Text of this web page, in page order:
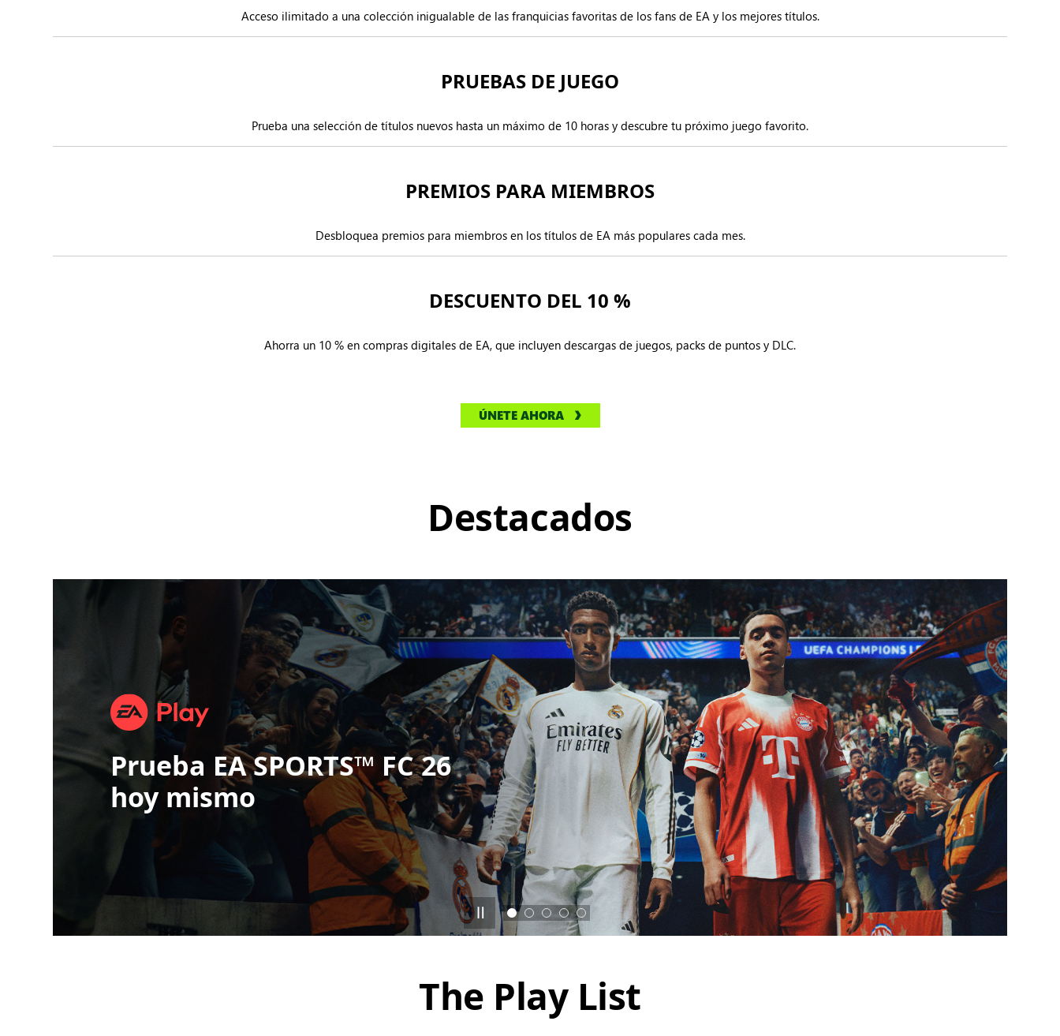
Acceso ilimitado a una colección inigualable de las franquicias favoritas de los fans de EA y los mejores títulos.
PRUEBAS DE JUEGO
Prueba una selección de títulos nuevos hasta un máximo de 10 horas y descubre tu próximo juego favorito.
PREMIOS PARA MIEMBROS
Desbloquea premios para miembros en los títulos de EA más populares cada mes.
DESCUENTO DEL 10 %
Ahorra un 10 % en compras digitales de EA, que incluyen descargas de juegos, packs de puntos y DLC.
ÚNETE AHORA
Destacados
Prueba EA SPORTS™ FC 26
hoy mismo
The Play List